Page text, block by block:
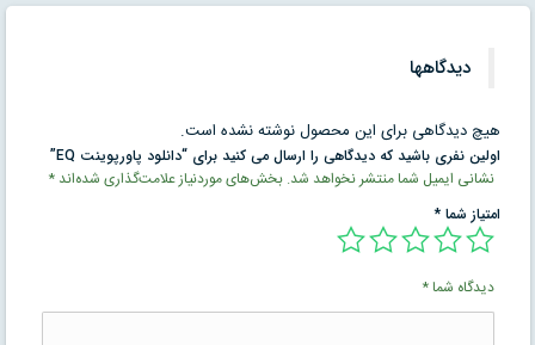
دیدگاهها
هیچ دیدگاهی برای این محصول نوشته نشده است.
اولین نفری باشید که دیدگاهی را ارسال می کنید برای “دانلود پاورپوینت EQ”
نشانی ایمیل شما منتشر نخواهد شد. بخش‌های موردنیاز علامت‌گذاری شده‌اند*
امتیاز شما*
دیدگاه شما*